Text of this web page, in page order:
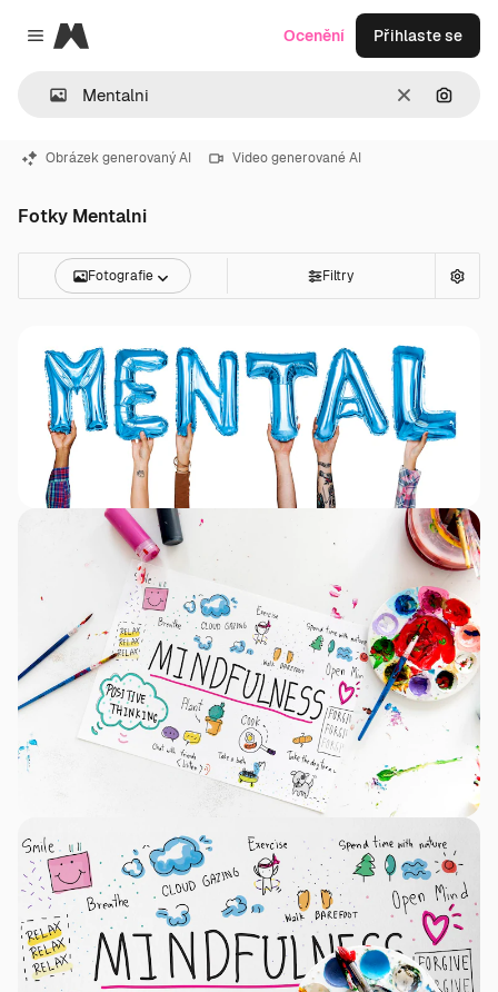
Close menu
Magnific
ZrušitHledat
Ocenění Přihlaste se
Obrázek generovaný AI Video generované AI
Fotky Mentalni
Fotografie Filtry